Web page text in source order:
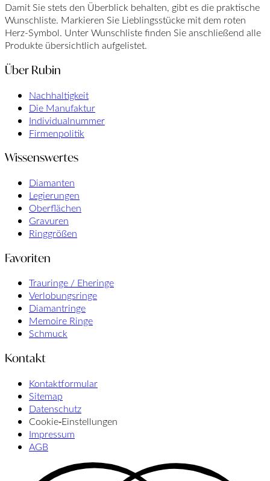
Damit Sie stets den Überblick behalten, gibt es die praktische
Wunschliste. Markieren Sie Lieblingsstücke mit dem roten
Herz-Symbol. Unter Wunschliste finden Sie anschließend alle
Produkte übersichtlich aufgelistet.
Über Rubin
Nachhaltigkeit
Die Manufaktur
Individualnummer
Firmenpolitik
Wissenswertes
Diamanten
Legierungen
Oberflächen
Gravuren
Ringgrößen
Favoriten
Trauringe / Eheringe
Verlobungsringe
Diamantringe
Memoire Ringe
Schmuck
Kontakt
Kontaktformular
Sitemap
Datenschutz
Cookie‑Einstellungen
Impressum
AGB